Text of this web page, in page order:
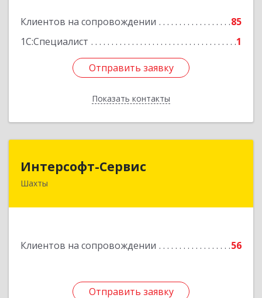
Клиентов на сопровождении
85
1С:Специалист
1
Отправить заявку
Показать контакты
Отправить заявку
Назад
Интерсофт-Сервис
Шахты
Клиентов на сопровождении 56
Отправить заявку
346480, Ростовская обл, Шахты г, Советская ул,
Отправить заявку